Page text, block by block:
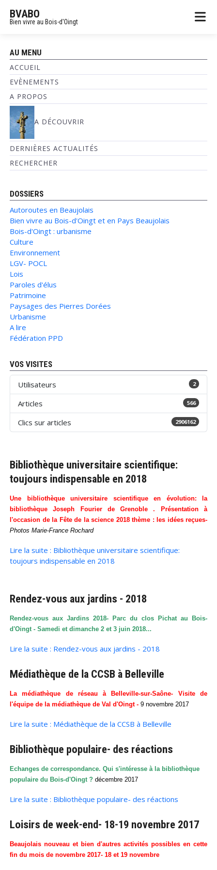
BVABO
Bien vivre au Bois-d'Oingt
AU MENU
ACCUEIL
EVÈNEMENTS
A PROPOS
A DÉCOUVRIR
DERNIÈRES ACTUALITÉS
RECHERCHER
DOSSIERS
Autoroutes en Beaujolais
Bien vivre au Bois-d'Oingt et en Pays Beaujolais
Bois-d'Oingt : urbanisme
Culture
Environnement
LGV- POCL
Lois
Paroles d'élus
Patrimoine
Paysages des Pierres Dorées
Urbanisme
A lire
Fédération PPD
VOS VISITES
Utilisateurs 2
Articles 566
Clics sur articles 2906162
Bibliothèque universitaire scientifique:
toujours indispensable en 2018
Une bibliothèque universitaire scientifique en évolution: la
bibliothèque Joseph Fourier de Grenoble . Présentation à
l'occasion de la Fête de la science 2018 thème : les idées reçues-
Photos Marie-France Rochard
Lire la suite : Bibliothèque universitaire scientifique:
toujours indispensable en 2018
Rendez-vous aux jardins - 2018
Rendez-vous aux Jardins 2018- Parc du clos Pichat au Bois-
d'Oingt - Samedi et dimanche 2 et 3 juin 2018...
Lire la suite : Rendez-vous aux jardins - 2018
Médiathèque de la CCSB à Belleville
La médiathèque de réseau à Belleville-sur-Saône- Visite de
l'équipe de la médiathèque de Val d'Oingt - 9 novembre 2017
Lire la suite : Médiathèque de la CCSB à Belleville
Bibliothèque populaire- des réactions
Echanges de correspondance. Qui s'intéresse à la bibliothèque
populaire du Bois-d'Oingt ? décembre 2017
Lire la suite : Bibliothèque populaire- des réactions
Loisirs de week-end- 18-19 novembre 2017
Beaujolais nouveau et bien d'autres activités possibles en cette
fin du mois de novembre 2017- 18 et 19 novembre